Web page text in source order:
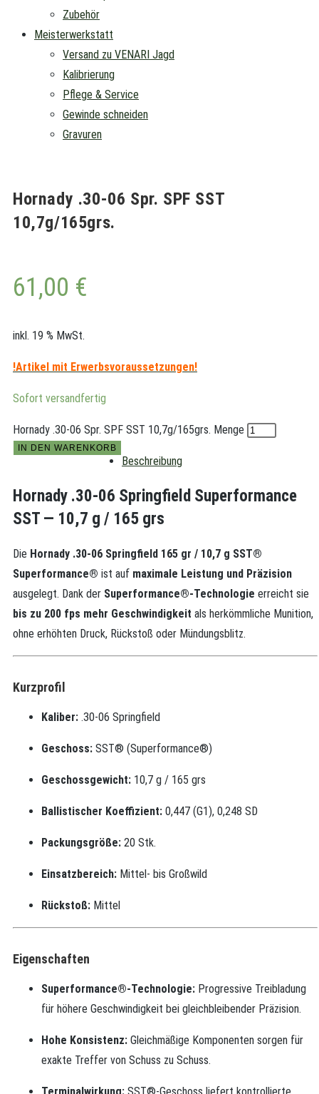
Zubehör
Meisterwerkstatt
Versand zu VENARI Jagd
Kalibrierung
Pflege & Service
Gewinde schneiden
Gravuren
Hornady .30-06 Spr. SPF SST
10,7g/165grs.
61,00 €
inkl. 19 % MwSt.
!Artikel mit Erwerbsvoraussetzungen!
Sofort versandfertig
Hornady .30-06 Spr. SPF SST 10,7g/165grs. Menge
IN DEN WARENKORB
Beschreibung
Hornady .30-06 Springfield Superformance
SST — 10,7 g / 165 grs
Die Hornady .30-06 Springfield 165 gr / 10,7 g SST®
Superformance® ist auf maximale Leistung und Präzision
ausgelegt. Dank der Superformance®-Technologie erreicht sie
bis zu 200 fps mehr Geschwindigkeit als herkömmliche Munition,
ohne erhöhten Druck, Rückstoß oder Mündungsblitz.
Kurzprofil
Kaliber: .30-06 Springfield
Geschoss: SST® (Superformance®)
Geschossgewicht: 10,7 g / 165 grs
Ballistischer Koeffizient: 0,447 (G1), 0,248 SD
Packungsgröße: 20 Stk.
Einsatzbereich: Mittel- bis Großwild
Rückstoß: Mittel
Eigenschaften
Superformance®-Technologie: Progressive Treibladung
für höhere Geschwindigkeit bei gleichbleibender Präzision.
Hohe Konsistenz: Gleichmäßige Komponenten sorgen für
exakte Treffer von Schuss zu Schuss.